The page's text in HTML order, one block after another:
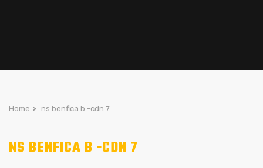
Home > ns benfica b -cdn 7
NS BENFICA B -CDN 7